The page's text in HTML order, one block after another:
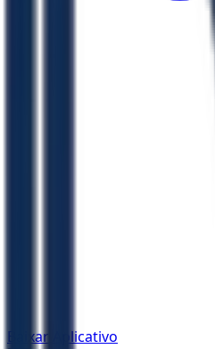
Baixar Aplicativo